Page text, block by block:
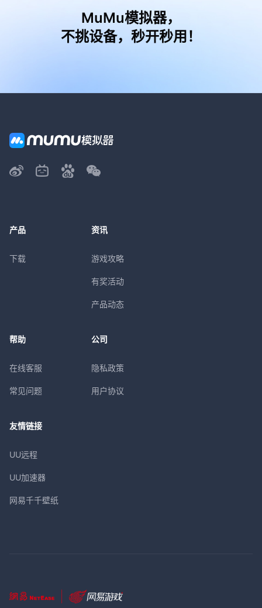
MuMu模拟器，
不挑设备，秒开秒用！
产品
下载
资讯
游戏攻略
有奖活动
产品动态
帮助
在线客服
常见问题
公司
隐私政策
用户协议
友情链接
UU远程
UU加速器
网易千千壁纸